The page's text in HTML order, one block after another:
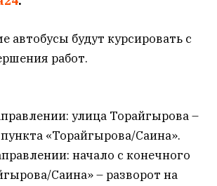
автобусы будут курсировать с
работ.
улица Торайгырова –
«Торайгырова/Саина».
начало с конечного
Саина» – разворот на